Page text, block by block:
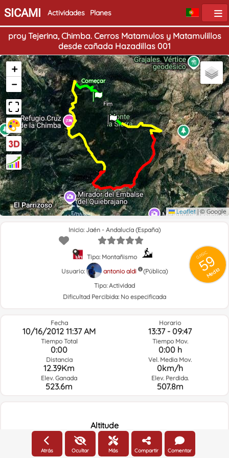
SICAMI Actividades Planes
proy Tejerina, Chimba. Cerros Matamulos y Matamulillos
desde cañada Hazadillas 001
Começar
Fim
+
−
Leaflet |© Google
GRSIC
59
Media
Inicio: Jaén - Andalucía (España)
Tipo: Montañismo
Usuario:
antonio aldi
(Pública)
Tipo: Actividad
Dificultad Percibida: No especificada
Fecha
10/16/2012 11:37 AM
Tiempo Total
0:00
Distancia
12.39Km
Elev. Ganada
523.6m
Horario
13:37 - 09:47
Tiempo Mov.
0:00 h
Vel. Media Mov.
0km/h
Elev. Perdida.
507.8m
Altitude
Altitude
Atrás Ocultar Más Compartir Comentar